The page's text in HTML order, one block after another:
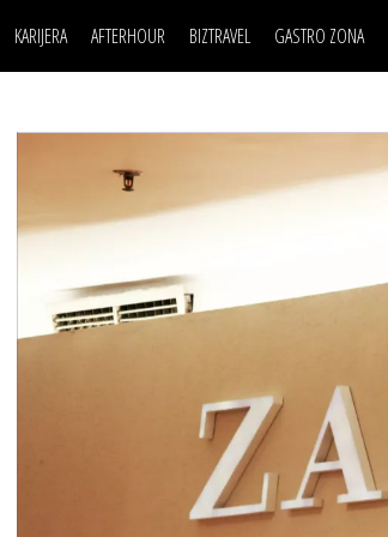
KARIJERA
USAVRŠAVANJE
KNOW-HOW
AFTERHOUR
AUTO SVET
WELLBEING
BIZTRAVEL GASTRO ZONA
POSAO
MOJ UGAO
USAVRŠAVANJE
KNOW-HOW
FILM I SCENA
AUTO SVET
STIL
WELLBEING